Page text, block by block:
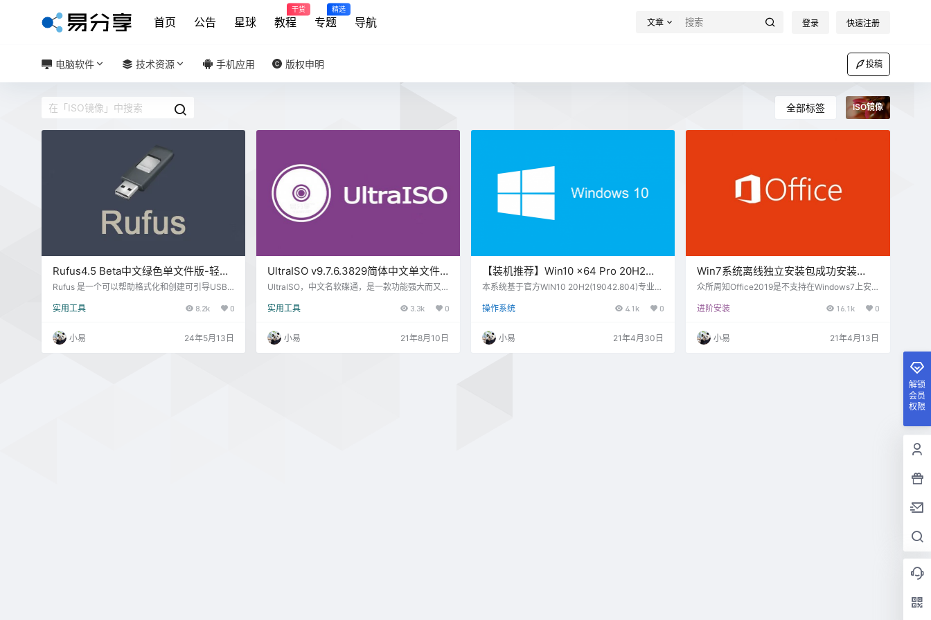
首页 公告 星球 教程
干货
专题
精选
导航 文章 登录 快速注册
电脑软件 技术资源 手机应用 版权申明 投稿
全部标签 ISO镜像
Rufus4.5 Beta中文绿色单文件版-轻松
创建制作USB启动盘工具
Rufus 是一个可以帮助格式化和创建可引导USB
Rufus 麻雀虽小，五脏俱全，体积虽小，功能全
引导的ISO格式的镜像（Windows，Linux，UEFI
等）创建成USB安装盘的时候 你需要使用一个还
没有安装操作系统的设备的时候 你需要从DOS系
实用工具 8.2k 0
小易 24年5月13日
UltraISO v9.7.6.3829简体中文单文件
零售注册版
UltraISO，中文名软碟通，是一款功能强大而又
具，集制作编辑转换、提取ISO映像文件于一身，
单，目前以成为使用量最广泛的光盘映像全能处
理软件。 UltraISO 独有的智能化ISO文件格式分
析器，可以处理目前几乎所有的光盘映像文件，
实用工具 3.3k 0
小易 21年8月10日
【装机推荐】Win10 x64 Pro 20H2软
件自选安装优化版(2021.04)
本系统基于官方WIN10 20H2(19042.804)专业版
置及优化，尽可能保证系统的原汁原味及稳定
操作系统 4.1k 0
小易 21年4月30日
Win7系统离线独立安装包成功安装
Office2019教程
众所周知Office2019是不支持在Windows7上安
效
进阶安装 16.1k 0
小易 21年4月13日
解锁
会员
权限